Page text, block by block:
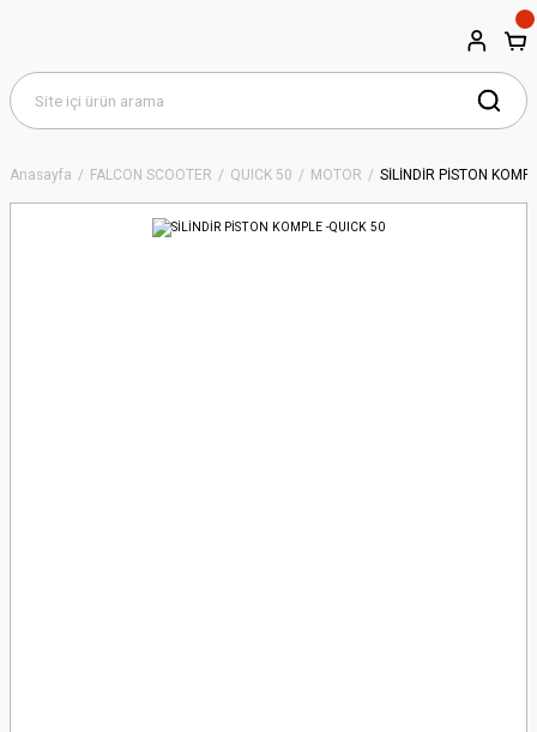
Anasayfa FALCON SCOOTER QUICK 50 MOTOR SİLİNDİR PİSTON